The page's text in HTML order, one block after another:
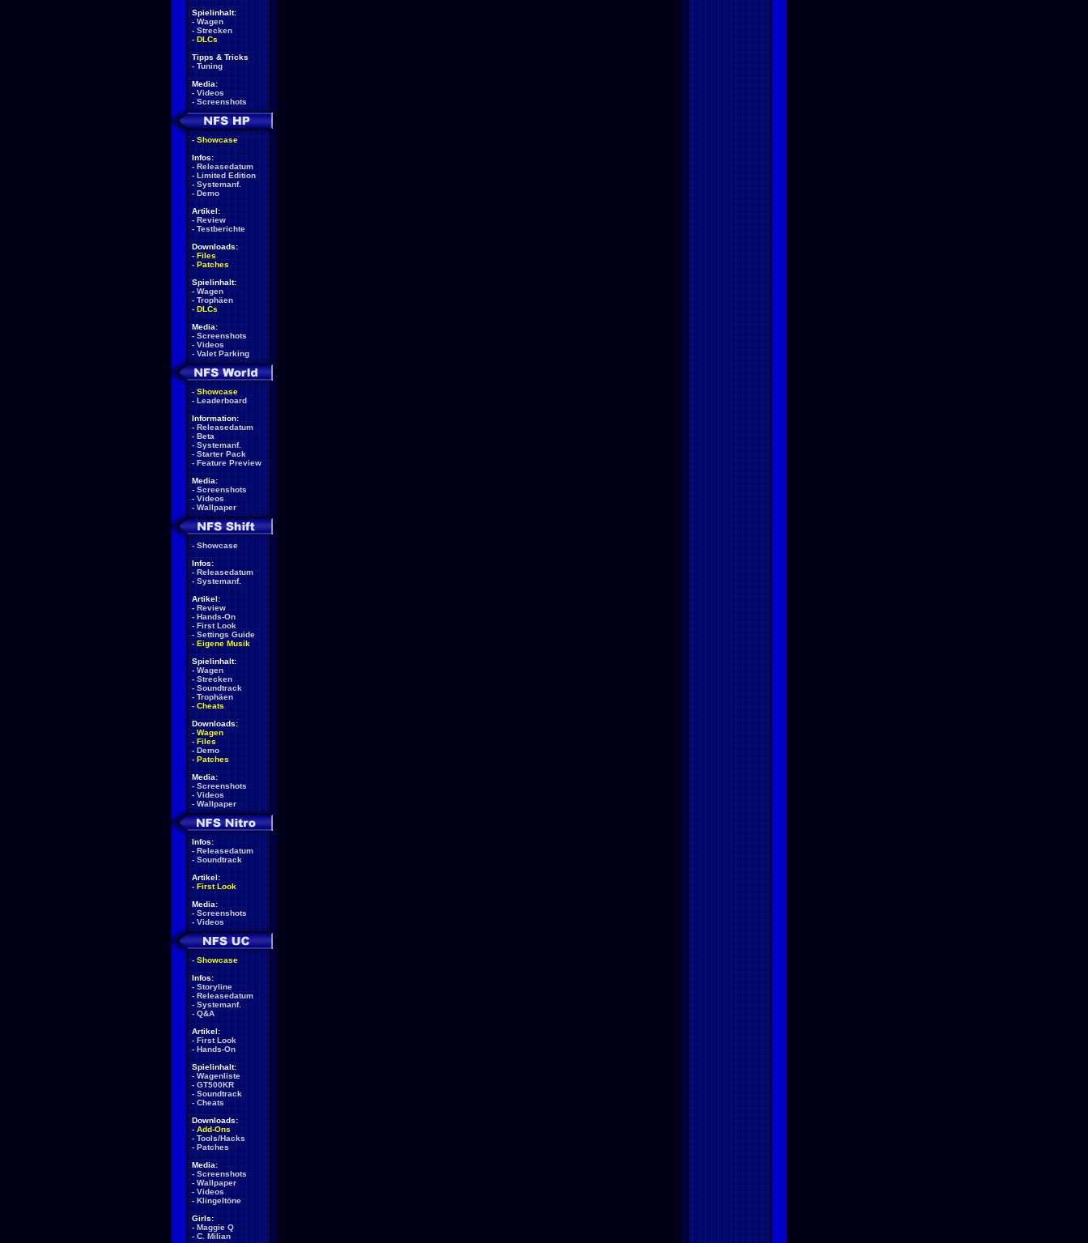
Spielinhalt:
- Wagen
- Strecken
- DLCs
Tipps & Tricks
- Tuning
Media:
- Videos
- Screenshots
- Showcase
Infos:
- Releasedatum
- Limited Edition
- Systemanf.
- Demo
Artikel:
- Review
- Testberichte
Downloads:
- Files
- Patches
Spielinhalt:
- Wagen
- Trophäen
- DLCs
Media:
- Screenshots
- Videos
- Valet Parking
- Showcase
- Leaderboard
Information:
- Releasedatum
- Beta
- Systemanf.
- Starter Pack
- Feature Preview
Media:
- Screenshots
- Videos
- Wallpaper
- Showcase
Infos:
- Releasedatum
- Systemanf.
Artikel:
- Review
- Hands-On
- First Look
- Settings Guide
- Eigene Musik
Spielinhalt:
- Wagen
- Strecken
- Soundtrack
- Trophäen
- Cheats
Downloads:
- Wagen
- Files
- Demo
- Patches
Media:
- Screenshots
- Videos
- Wallpaper
Infos:
- Releasedatum
- Soundtrack
Artikel:
- First Look
Media:
- Screenshots
- Videos
- Showcase
Infos:
- Storyline
- Releasedatum
- Systemanf.
- Q&A
Artikel:
- First Look
- Hands-On
Spielinhalt:
- Wagenliste
- GT500KR
- Soundtrack
- Cheats
Downloads:
- Add-Ons
- Tools/Hacks
- Patches
Media:
- Screenshots
- Wallpaper
- Videos
- Klingeltöne
Girls:
- Maggie Q
- C. Milian